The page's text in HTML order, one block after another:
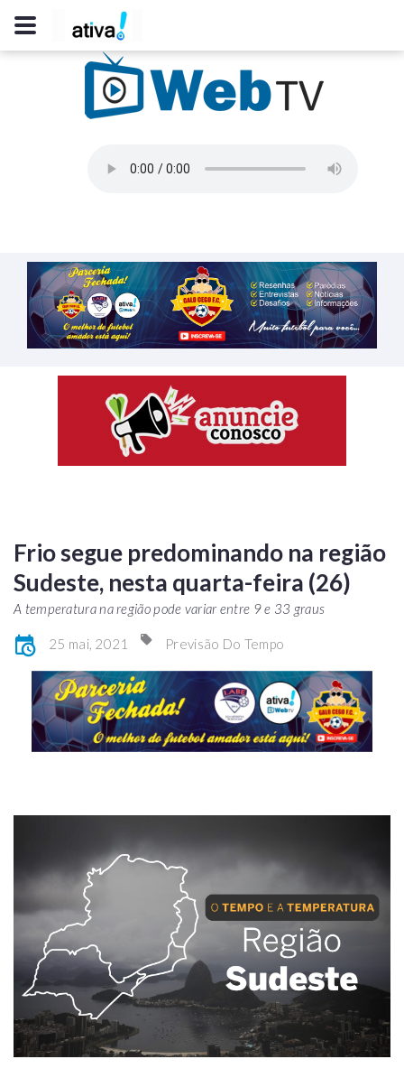
Frio segue predominando na região
Sudeste, nesta quarta-feira (26)
A temperatura na região pode variar entre 9 e 33 graus
25 mai, 2021 Previsão Do Tempo